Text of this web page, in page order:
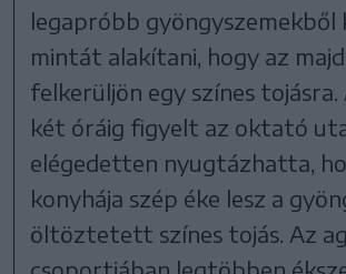
legapróbb gyöngyszemekből
mintát alakítani, hogy az
felkerüljön egy színes tojásra.
két óráig figyelt az oktató
elégedetten nyugtázhatta,
konyhája szép éke lesz a
öltöztetett színes tojás. Az